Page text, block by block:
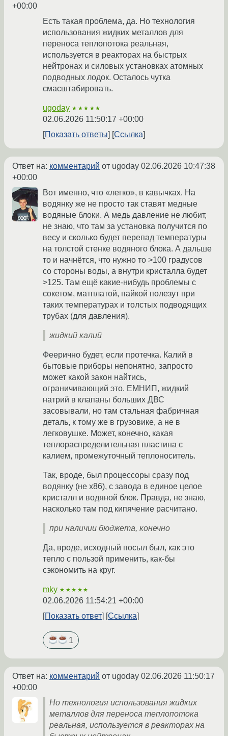
+00:00
Есть такая проблема, да. Но технология
использования жидких металлов для
переноса теплопотока реальная,
используется в реакторах на быстрых
нейтронах и силовых установках атомных
подводных лодок. Осталось чутка
смасштабировать.
ugoday ★★★★★
02.06.2026 11:50:17 +00:00
Показать ответы
Ссылка
Ответ на: комментарий от ugoday 02.06.2026 10:47:38
+00:00
Вот именно, что «легко», в кавычках. На
водянку же не просто так ставят медные
водяные блоки. А медь давление не любит,
не знаю, что там за установка получится по
весу и сколько будет перепад температуры
на толстой стенке водяного блока. А дальше
то и начнётся, что нужно то >100 градусов
со стороны воды, а внутри кристалла будет
>125. Там ещё какие-нибудь проблемы с
сокетом, матплатой, пайкой полезут при
таких температурах и толстых подводящих
трубах (для давления).
жидкий калий
Феерично будет, если протечка. Калий в
бытовые приборы непонятно, запросто
может какой закон найтись,
ограничивающий это. ЕМНИП, жидкий
натрий в клапаны больших ДВС
засовывали, но там стальная фабричная
деталь, к тому же в грузовике, а не в
легковушке. Может, конечно, какая
теплораспределительная пластина с
калием, промежуточный теплоноситель.
Так, вроде, был процессоры сразу под
водянку (не x86), с завода в единое целое
кристалл и водяной блок. Правда, не знаю,
насколько там под кипячение расчитано.
при наличии бюджета, конечно
Да, вроде, исходный посыл был, как это
тепло с пользой применить, как-бы
сэкономить на круг.
mky ★★★★★
02.06.2026 11:54:21 +00:00
Показать ответ
Ссылка
1
Ответ на: комментарий от ugoday 02.06.2026 11:50:17
+00:00
Но технология использования жидких
металлов для переноса теплопотока
реальная, используется в реакторах на